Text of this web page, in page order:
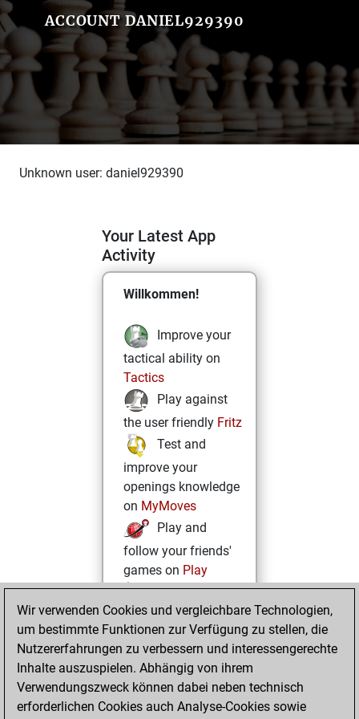
ACCOUNT DANIEL929390
Unknown user: daniel929390
Your Latest App
Activity
Willkommen!
Improve your
tactical ability on
Tactics
Play against
the user friendly Fritz
Test and
improve your
openings knowledge
on MyMoves
Play and
follow your friends'
games on Play
Solve some
beautiful and
challenging Studies
on Studies
Wir verwenden Cookies und vergleichbare Technologien,
um bestimmte Funktionen zur Verfügung zu stellen, die
Nutzererfahrungen zu verbessern und interessengerechte
Inhalte auszuspielen. Abhängig von ihrem
Verwendungszweck können dabei neben technisch
erforderlichen Cookies auch Analyse-Cookies sowie